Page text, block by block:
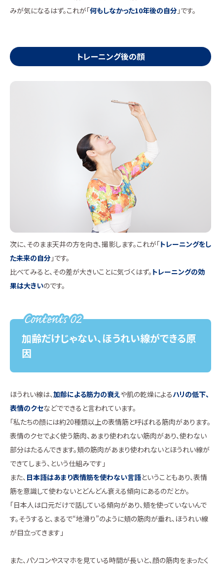
みが気になるはず。これが「何もしなかった10年後の自分 」です。
トレーニング後の顔
次に、そのまま天井の方を向き、撮影します。これが「トレーニングをし
た未来の自分 」です。
比べてみると、その差が大きいことに気づくはず。 トレーニングの効
果は大きいのです。
加齢だけじゃない、ほうれい線ができる原
因
ほうれい線は、加齢による筋力の衰えや肌の乾燥によるハリの低下、
表情のクセなどでできると言われています。
「私たちの顔には約20種類以上の表情筋と呼ばれる筋肉があります。
表情のクセでよく使う筋肉、あまり使われない筋肉があり、使わない
部分はたるんできます。頬の筋肉があまり使われないとほうれい線が
できてしまう、という仕組みです」
また、 日本語はあまり表情筋を使わない言語ということもあり、表情
筋を意識して使わないとどんどん衰える傾向にあるのだとか。
「日本人は口元だけで話している傾向があり、頬を使っていないんで
す。そうすると、まるで“地滑り”のように頬の筋肉が垂れ、ほうれい線
が目立ってきます」
また、パソコンやスマホを見ている時間が長いと、顔の筋肉をまったく